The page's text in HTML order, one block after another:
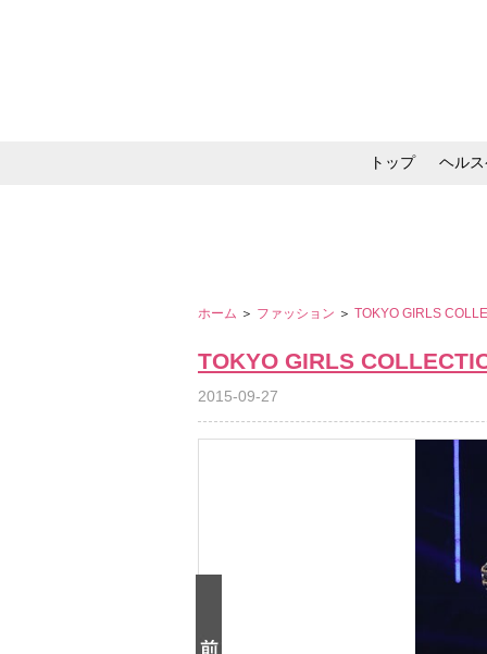
トップ ヘル
ホーム ＞ ファッション ＞ TOKYO GIRLS
TOKYO GIRLS
2015-09-27